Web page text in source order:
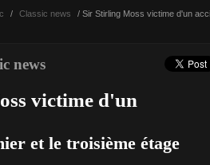
/ Classic news / Sir Stirling Moss victime d'un
news
victime d'un
et le troisième étage